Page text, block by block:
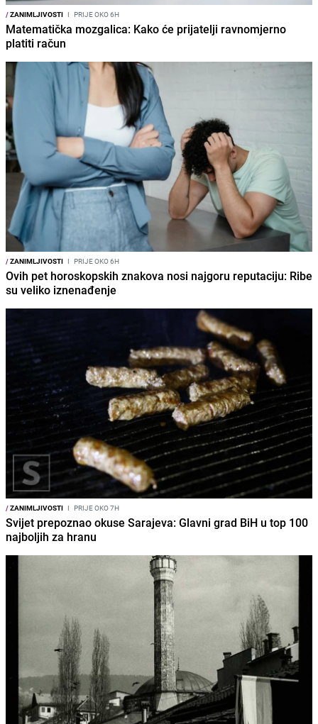
/ZANIMLJIVOSTI I PRIJE OKO 6H
Matematička mozgalica: Kako će prijatelji ravnomjerno
platiti račun
/ZANIMLJIVOSTI I PRIJE OKO 6H
Ovih pet horoskopskih znakova nosi najgoru reputaciju: Ribe
su veliko iznenađenje
/ZANIMLJIVOSTI I PRIJE OKO 7H
Svijet prepoznao okuse Sarajeva: Glavni grad BiH u top 100
najboljih za hranu